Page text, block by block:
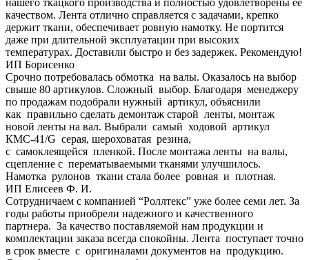
качеством. Лента отлично справляется с задачами, крепко
держит ткани, обеспечивает ровную намотку. Не портится
даже при длительной эксплуатации при высоких
температурах. Доставили быстро и без задержек. Рекомендую!
ИП Борисенко
Срочно потребовалась обмотка на валы. Оказалось на выбор
свыше 80 артикулов. Сложный выбор. Благодаря менеджеру
по продажам подобрали нужный артикул, объяснили
как правильно сделать демонтаж старой ленты, монтаж
новой ленты на вал. Выбрали самый ходовой артикул
КМС-41/G серая, шероховатая резина,
с самоклеящейся пленкой. После монтажа ленты на валы,
сцепление с перематываемыми тканями улучшилось.
Намотка рулонов ткани стала более ровная и плотная.
ИП Елисеев Ф. И.
Сотрудничаем с компанией “Роллтекс” уже более семи лет. За
годы работы приобрели надежного и качественного
партнера. За качество поставляемой нам продукции и
комплектации заказа всегда спокойны. Лента поступает точно
в срок вместе с оригиналами документов на продукцию.